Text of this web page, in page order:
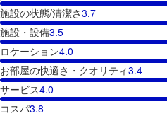
施設の状態/清潔さ3.7
施設・設備3.5
ロケーション4.0
お部屋の快適さ・クオリティ3.4
サービス4.0
コスパ3.8